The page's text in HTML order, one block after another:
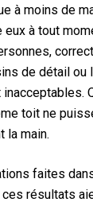
à moins de
à tout
de détail ou
toit ne
la main.
faites
résultats